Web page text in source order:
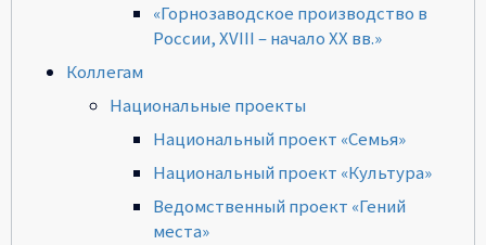
«Горнозаводское производство в
России, XVIII – начало ХХ вв.»
Коллегам
Национальные проекты
Национальный проект «Семья»
Национальный проект «Культура»
Ведомственный проект «Гений
места»